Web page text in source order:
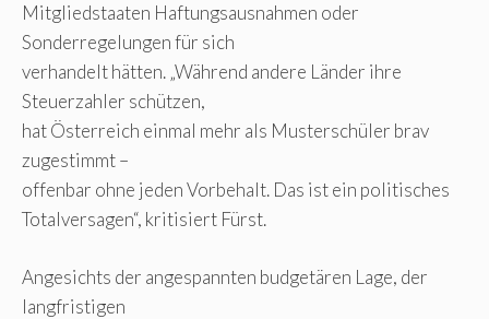
Mitgliedstaaten Haftungsausnahmen oder
Sonderregelungen für sich
verhandelt hätten. „Während andere Länder ihre
Steuerzahler schützen,
hat Österreich einmal mehr als Musterschüler brav
zugestimmt –
offenbar ohne jeden Vorbehalt. Das ist ein politisches
Totalversagen“, kritisiert Fürst.
Angesichts der angespannten budgetären Lage, der
langfristigen